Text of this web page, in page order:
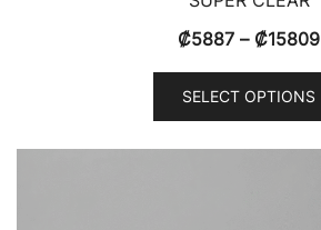
₡5887 – ₡15809
SELECT OPTIONS